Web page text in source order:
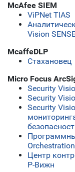
McAfee SIEM
ViPNet TIAS
Vision
McaffeDLP
Стахановец
Micro Focus
Security
Security
Security
Центр
Р-Вижн